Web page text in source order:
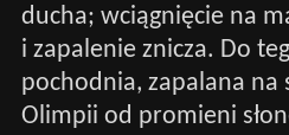
ducha; wciągnięcie na
i zapalenie znicza. Do
pochodnia, zapalana na
Olimpii od promieni